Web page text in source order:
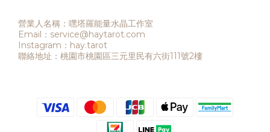
營業人名稱：嘿塔羅能量水晶工作室
Email：service@haytarot.com
Instagram：hay.tarot
聯絡地址：桃園市桃園區三元里民有六街111號2樓